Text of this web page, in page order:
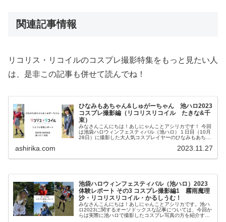
関連記事情報
リコリス・リコイルのコスプレ撮影特集をもっと見たい人
は、是非この記事も併せて読んでね！
ひなみもあちゃん&しゅがーちゃん 池ハロ2023
コスプレ撮影編（リコリスリコイル たきな&千
束）
みなさんこんにちは！あしにゃんことアシリカです！ 今回
は池袋ハロウィンフェスティバル（池ハロ）１日目（10月
28日）に撮影した大人気コスプレイヤーのひなみもあちゃ
ashirika.com 2023.11.27
池袋ハロウィンフェスティバル（池ハロ）2023
体験レポート その3 コスプレ撮影編1 霧雨魔理
沙・リコリスリコイル・かるしうむ！
みなさんこんにちは！あしにゃんことアシリカです。池ハ
ロ2023に関するオーソドックスな記事については、今回か
らは実際に池ハロで撮影したコスプレ写真の方を紹介する